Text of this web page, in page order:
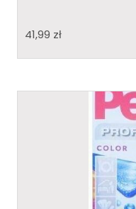
41,99 zł